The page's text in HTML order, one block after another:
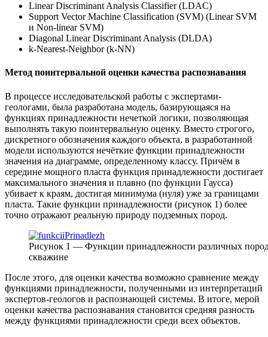
Linear Discriminant Analysis Classifier (LDAC)
Support Vector Machine Classification (SVM) (Linear SVM
и Non-linear SVM)
Diagonal Linear Discriminant Analysis (DLDA)
k-Nearest-Neighbor (k-NN)
Метод поинтервальной оценки качества распознавания
В процессе исследовательской работы с экспертами-
геологами, была разработана модель, базирующаяся на
функциях принадлежности нечеткой логики, позволяющая
выполнять такую поинтервальную оценку. Вместо строгого,
дискретного обозначения каждого объекта, в разработанной
модели используются нечёткие функции принадлежности
значения на диаграмме, определенному классу. Причём в
середине мощного пласта функция принадлежности достигает
максимального значения и плавно (по функции Гаусса)
убивает к краям, достигая минимума (нуля) уже за границами
пласта. Такие функции принадлежности (рисунок 1) более
точно отражают реальную природу подземных пород.
Рисунок 1 — Функции принадлежности различных
скважине
После этого, для оценки качества возможно сравнение между
функциями принадлежности, полученными из интерпретаций
экспертов-геологов и распознающей системы. В итоге, мерой
оценки качества распознавания становится средняя разность
между функциями принадлежности среди всех объектов.